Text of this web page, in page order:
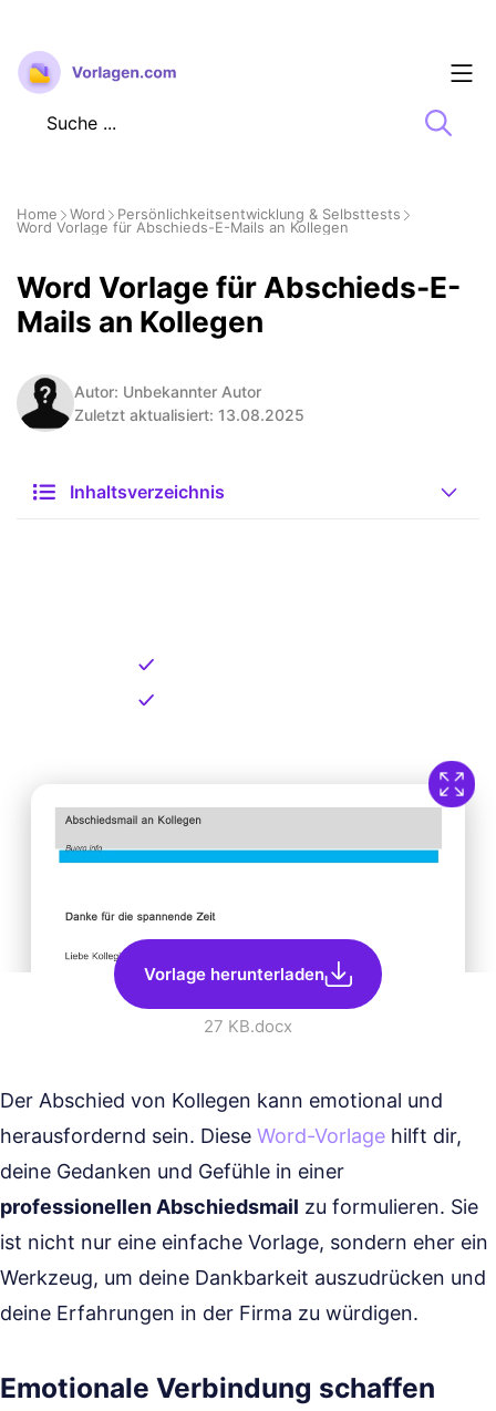
Zum
Inhalt
springen
Home Word
Persönlichkeitsentwicklung & Selbsttests
Word Vorlage für Abschieds-E-Mails an Kollegen
Word Vorlage für Abschieds-E-
Mails an Kollegen
Autor: Unbekannter Autor
Zuletzt aktualisiert: 13.08.2025
Inhaltsverzeichnis
Vorlage herunterladen
27 KB.docx
Der Abschied von Kollegen kann emotional und
herausfordernd sein. Diese Word-Vorlage hilft dir,
deine Gedanken und Gefühle in einer
professionellen Abschiedsmail zu formulieren. Sie
ist nicht nur eine einfache Vorlage, sondern eher ein
Werkzeug, um deine Dankbarkeit auszudrücken und
deine Erfahrungen in der Firma zu würdigen.
Emotionale Verbindung schaffen